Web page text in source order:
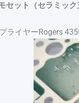
セット（セラミック
ライヤーRogers